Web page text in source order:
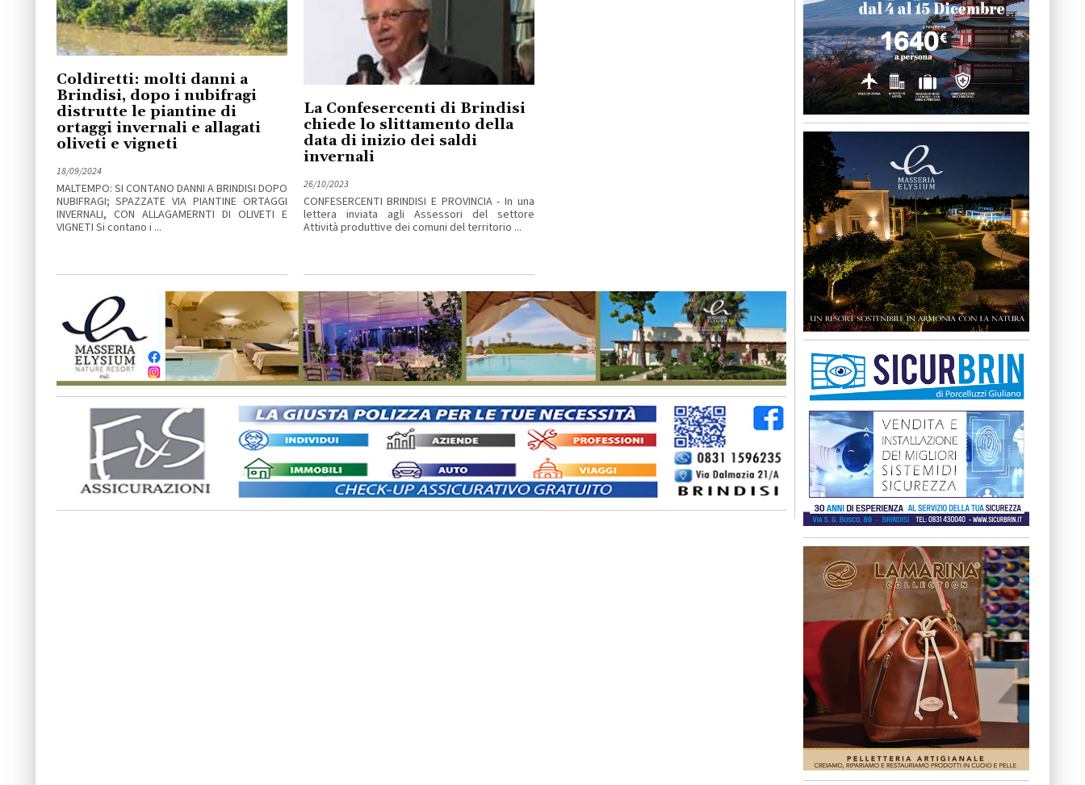
Coldiretti: molti danni a
Brindisi, dopo i nubifragi
distrutte le piantine di
ortaggi invernali e allagati
oliveti e vigneti
18/09/2024
MALTEMPO: SI CONTANO DANNI A BRINDISI DOPO
NUBIFRAGI; SPAZZATE VIA PIANTINE ORTAGGI
INVERNALI, CON ALLAGAMERNTI DI OLIVETI E
VIGNETI Si contano i ...
La Confesercenti di Brindisi
chiede lo slittamento della
data di inizio dei saldi
invernali
26/10/2023
CONFESERCENTI BRINDISI E PROVINCIA - In una
lettera inviata agli Assessori del settore
Attività produttive dei comuni del territorio ...